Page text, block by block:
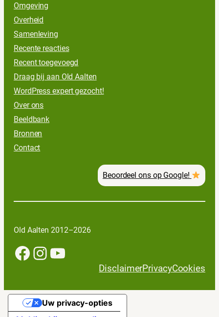
Omgeving
Overheid
Samenleving
Recente reacties
Recent toegevoegd
Draag bij aan Old Aalten
WordPress expert gezocht!
Over ons
Beeldbank
Bronnen
Contact
Beoordeel ons op Google!
Old Aalten 2012–2026
Facebook InstagramYouTube
DisclaimerPrivacyCookies
Uw privacy-opties